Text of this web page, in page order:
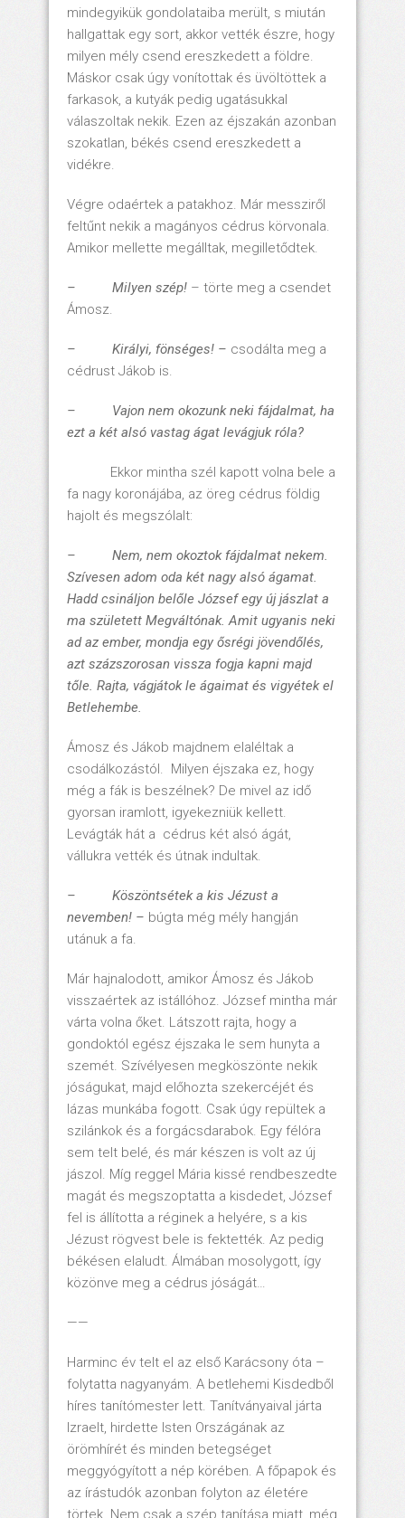
mindegyikük gondolataiba merült, s miután
hallgattak egy sort, akkor vették észre, hogy
milyen mély csend ereszkedett a földre.
Máskor csak úgy vonítottak és üvöltöttek a
farkasok, a kutyák pedig ugatásukkal
válaszoltak nekik. Ezen az éjszakán azonban
szokatlan, békés csend ereszkedett a
vidékre.
Végre odaértek a patakhoz. Már messziről
feltűnt nekik a magányos cédrus körvonala.
Amikor mellette megálltak, megilletődtek.
– Milyen szép! – törte meg a csendet
Ámosz.
– Királyi, fönséges! – csodálta meg a
cédrust Jákob is.
– Vajon nem okozunk neki fájdalmat, ha
ezt a két alsó vastag ágat levágjuk róla?
Ekkor mintha szél kapott volna bele a
fa nagy koronájába, az öreg cédrus földig
hajolt és megszólalt:
– Nem, nem okoztok fájdalmat nekem.
Szívesen adom oda két nagy alsó ágamat.
Hadd csináljon belőle József egy új jászlat a
ma született Megváltónak. Amit ugyanis neki
ad az ember, mondja egy ősrégi jövendőlés,
azt százszorosan vissza fogja kapni majd
tőle. Rajta, vágjátok le ágaimat és vigyétek el
Betlehembe.
Ámosz és Jákob majdnem elaléltak a
csodálkozástól. Milyen éjszaka ez, hogy
még a fák is beszélnek? De mivel az idő
gyorsan iramlott, igyekezniük kellett.
Levágták hát a cédrus két alsó ágát,
vállukra vették és útnak indultak.
– Köszöntsétek a kis Jézust a
nevemben! – búgta még mély hangján
utánuk a fa.
Már hajnalodott, amikor Ámosz és Jákob
visszaértek az istállóhoz. József mintha már
várta volna őket. Látszott rajta, hogy a
gondoktól egész éjszaka le sem hunyta a
szemét. Szívélyesen megköszönte nekik
jóságukat, majd előhozta szekercéjét és
lázas munkába fogott. Csak úgy repültek a
szilánkok és a forgácsdarabok. Egy félóra
sem telt belé, és már készen is volt az új
jászol. Míg reggel Mária kissé rendbeszedte
magát és megszoptatta a kisdedet, József
fel is állította a réginek a helyére, s a kis
Jézust rögvest bele is fektették. Az pedig
békésen elaludt. Álmában mosolygott, így
közönve meg a cédrus jóságát…
——
Harminc év telt el az első Karácsony óta –
folytatta nagyanyám. A betlehemi Kisdedből
híres tanítómester lett. Tanítványaival járta
Izraelt, hirdette Isten Országának az
örömhírét és minden betegséget
meggyógyított a nép körében. A főpapok és
az írástudók azonban folyton az életére
törtek. Nem csak a szép tanítása miatt, még